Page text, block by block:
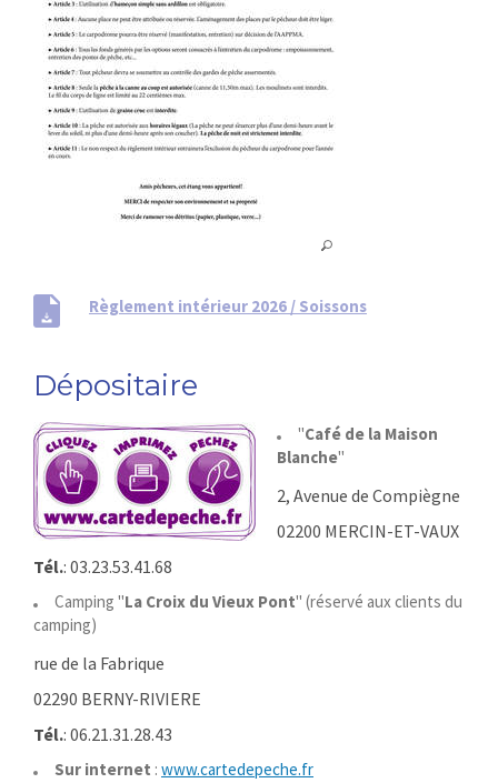
Règlement intérieur 2026 / Soissons
Dépositaire
"Café de la Maison
Blanche"
2, Avenue de Compiègne
02200 MERCIN-ET-VAUX
Tél.: 03.23.53.41.68
Camping "La Croix du Vieux Pont" (réservé aux clients du
camping)
rue de la Fabrique
02290 BERNY-RIVIERE
Tél.: 06.21.31.28.43
Sur internet : www.cartedepeche.fr